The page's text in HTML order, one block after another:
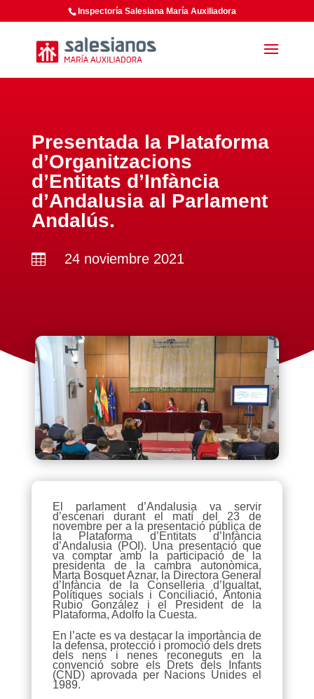
Inspectoría Salesiana María Auxiliadora
Presentada la Plataforma
d’Organitzacions
d’Entitats d’Infància
d’Andalusia al Parlament
Andalús.
 24 noviembre 2021
El parlament d’Andalusia va servir
d’escenari durant el matí del 23 de
novembre per a la presentació pública de
la Plataforma d’Entitats d’Infància
d’Andalusia (POI). Una presentació que
va comptar amb la participació de la
presidenta de la cambra autonòmica,
Marta Bosquet Aznar, la Directora General
d’Infància de la Conselleria d’Igualtat,
Polítiques socials i Conciliació, Antonia
Rubio González i el President de la
Plataforma, Adolfo la Cuesta.
En l’acte es va destacar la importància de
la defensa, protecció i promoció dels drets
dels nens i nenes reconeguts en la
convenció sobre els Drets dels Infants
(CND) aprovada per Nacions Unides el
1989.